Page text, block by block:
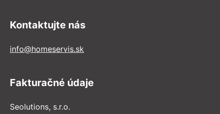
Kontaktujte nás
info@homeservis.sk
Fakturačné údaje
Seolutions, s.r.o.